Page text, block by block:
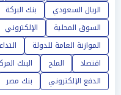
الريال السعودي
بنك البركة
السوق المحلية
الإلكتروني
الموازنة العامة للدولة
اقتصاد
الملح البنك
الدفع الإلكتروني
بنك مصر